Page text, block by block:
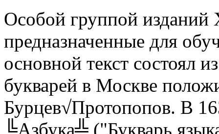
Особой группой изданий
предназначенные для
основной текст состоял
букварей в Москве
Бурцев√Протопопов. В
╚Азбука╩ ("Букварь